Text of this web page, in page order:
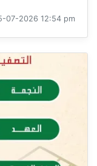
07-2026 12:54 pm